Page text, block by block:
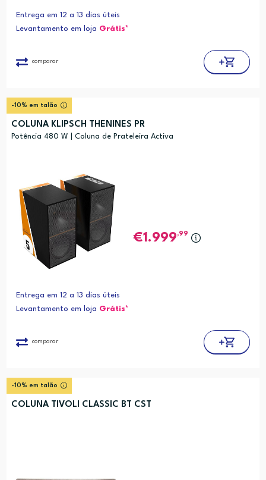
Entrega em 12 a 13 dias úteis
Levantamento em loja Grátis*
comparar
-10% em talão
COLUNA KLIPSCH THENINES PR
Potência 480 W | Coluna de Prateleira Activa
1.999,99
Entrega em 12 a 13 dias úteis
Levantamento em loja Grátis*
comparar
-10% em talão
COLUNA TIVOLI CLASSIC BT CST